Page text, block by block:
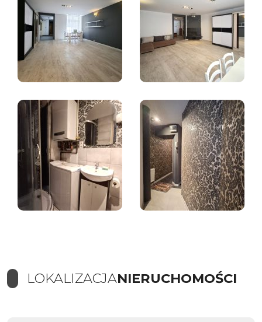
LOKALIZACJANIERUCHOMOŚCI